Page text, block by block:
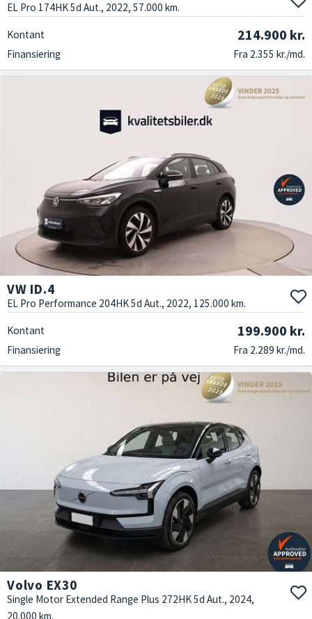
EL Pro 174HK 5d Aut., 2022, 57.000 km.
Kontant 214.900 kr.
Finansiering Fra 2.355 kr./md.
VW ID.4
EL Pro Performance 204HK 5d Aut., 2022, 125.000 km.
Kontant 199.900 kr.
Finansiering Fra 2.289 kr./md.
Volvo EX30
Single Motor Extended Range Plus 272HK 5d Aut., 2024,
20.000 km.